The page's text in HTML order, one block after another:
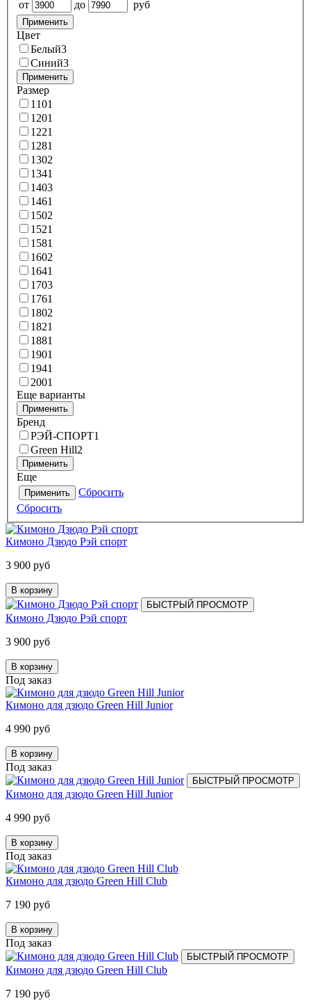
от
до руб
Применить
Цвет
Белый3
Синий3
Применить
Размер
1101
1201
1221
1281
1302
1341
1403
1461
1502
1521
1581
1602
1641
1703
1761
1802
1821
1881
1901
1941
2001
Еще варианты
Применить
Бренд
РЭЙ-СПОРТ1
Green Hill2
Применить
Еще
Применить
Сбросить
Сбросить
Кимоно Дзюдо Рэй спорт
3 900 руб
В корзину
БЫСТРЫЙ ПРОСМОТР
Кимоно Дзюдо Рэй спорт
3 900 руб
В корзину
Под заказ
Кимоно для дзюдо Green Hill Junior
4 990 руб
В корзину
Под заказ
БЫСТРЫЙ ПРОСМОТР
Кимоно для дзюдо Green Hill Junior
4 990 руб
В корзину
Под заказ
Кимоно для дзюдо Green Hill Club
7 190 руб
В корзину
Под заказ
БЫСТРЫЙ ПРОСМОТР
Кимоно для дзюдо Green Hill Club
7 190 руб